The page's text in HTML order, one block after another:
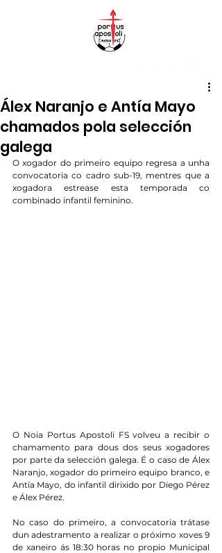
Álex Naranjo e Antía Mayo
chamados pola selección
galega
O xogador do primeiro equipo regresa a unha
convocatoria co cadro sub-19, mentres que a
xogadora estrease esta temporada co
combinado infantil feminino.
O Noia Portus Apostoli FS volveu a recibir o
chamamento para dous dos seus xogadores
por parte da selección galega. É o caso de Álex
Naranjo, xogador do primeiro equipo branco, e
Antía Mayo, do infantil dirixido por Diego Pérez
e Álex Pérez.
No caso do primeiro, a convocatoria trátase
dun adestramento a realizar o próximo xoves 9
de xaneiro ás 18:30 horas no propio Municipal